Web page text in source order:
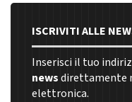
ISCRIVITI ALLE
Inserisci il tuo
newsdirettamente
elettronica.